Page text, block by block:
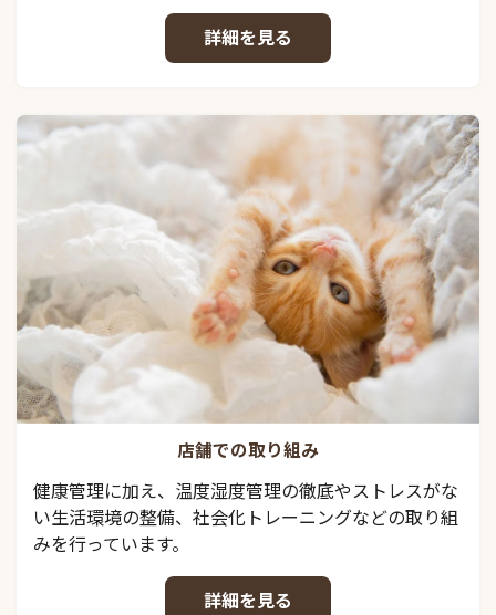
詳細を見る
店舗での取り組み
健康管理に加え、温度湿度管理の徹底やストレスがな
い生活環境の整備、社会化トレーニングなどの取り組
みを行っています。
詳細を見る